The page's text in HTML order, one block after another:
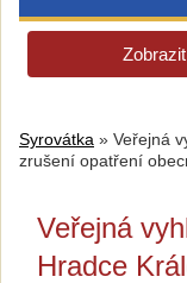
Syrovátka » Veřejná
zrušení opatření
Veřejná
Hradce